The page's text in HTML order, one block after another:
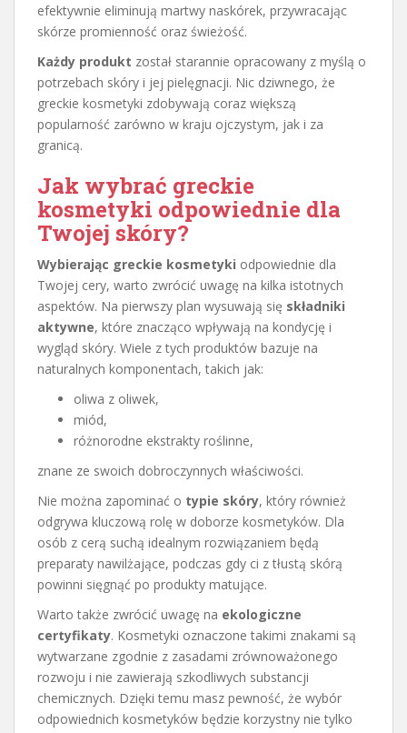
efektywnie eliminują martwy naskórek, przywracając
skórze promienność oraz świeżość.
Każdy produkt został starannie opracowany z myślą o
potrzebach skóry i jej pielęgnacji. Nic dziwnego, że
greckie kosmetyki zdobywają coraz większą
popularność zarówno w kraju ojczystym, jak i za
granicą.
Jak wybrać greckie
kosmetyki odpowiednie dla
Twojej skóry?
Wybierając greckie kosmetyki odpowiednie dla
Twojej cery, warto zwrócić uwagę na kilka istotnych
aspektów. Na pierwszy plan wysuwają się składniki
aktywne, które znacząco wpływają na kondycję i
wygląd skóry. Wiele z tych produktów bazuje na
naturalnych komponentach, takich jak:
oliwa z oliwek,
miód,
różnorodne ekstrakty roślinne,
znane ze swoich dobroczynnych właściwości.
Nie można zapominać o typie skóry, który również
odgrywa kluczową rolę w doborze kosmetyków. Dla
osób z cerą suchą idealnym rozwiązaniem będą
preparaty nawilżające, podczas gdy ci z tłustą skórą
powinni sięgnąć po produkty matujące.
Warto także zwrócić uwagę na ekologiczne
certyfikaty. Kosmetyki oznaczone takimi znakami są
wytwarzane zgodnie z zasadami zrównoważonego
rozwoju i nie zawierają szkodliwych substancji
chemicznych. Dzięki temu masz pewność, że wybór
odpowiednich kosmetyków będzie korzystny nie tylko